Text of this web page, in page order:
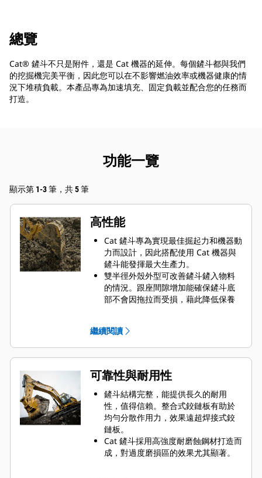
總覽
Cat® 鏟斗不只是附件，還是 Cat 機器的延伸。每個鏟斗都與我們
的挖掘機完美平衡，因此您可以在不影響燃油效率或機器健康的情
況下堆積負載。本產品專為加速填充、固定負載並配合您的任務而
打造。
功能一覽
顯示第 1-3 筆，共 5 筆
高性能
Cat 鏟斗專為實現最佳掘起力和機器動
力而設計，因此搭配使用 Cat 機器與
鏟斗能發揮最大生產力。
雙半徑外殼外型可改善鏟斗鏟入物料
的情況。跟座間隙增加能確保鏟斗底
部不會因拖拉而受損，藉此降低保養
鏟斗經過設計，能夠快速切斷物料，
提高機器的整體操作效率。
在更短的時間內裝載更多物料。透過
鏟斗形狀和側壁樑的設計，每趟裝載
都能在鏟斗中裝入最多物料。
繼續閱讀
可靠性與耐用性
鏟斗結構完整，能提供長久的耐用
性，值得信賴。整合式鉸鏈板有助於
均勻分散作用力，效果遠超焊接式鉸
鏈板。
Cat 鏟斗採用高強度耐磨蝕鋼材打造而
成，對過度磨損區的效果尤其顯著。